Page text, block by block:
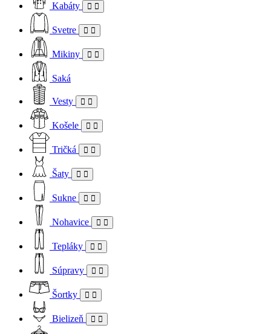
Kabáty
Svetre
Mikiny
Saká
Vesty
Košele
Tričká
Šaty
Sukne
Nohavice
Tepláky
Súpravy
Šortky
Bielizeň